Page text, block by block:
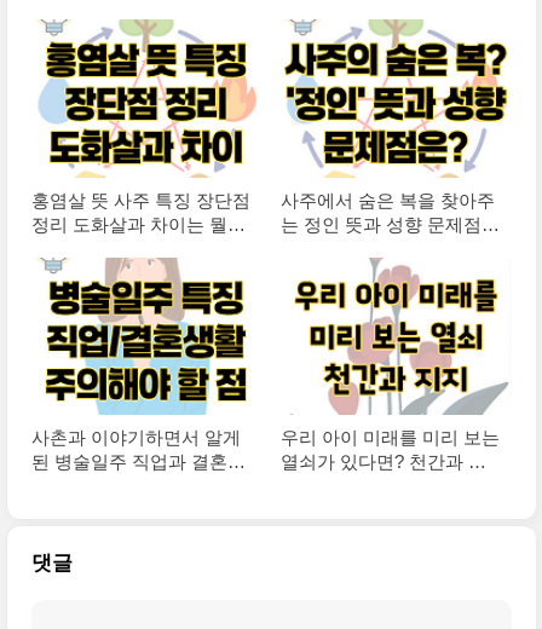
홍염살 뜻 사주 특징 장단점
정리 도화살과 차이는 뭘
사주에서 숨은 복을 찾아주
는 정인 뜻과 성향 문제점까
사촌과 이야기하면서 알게
된 병술일주 직업과 결혼생
우리 아이 미래를 미리 보는
열쇠가 있다면? 천간과 지
댓글